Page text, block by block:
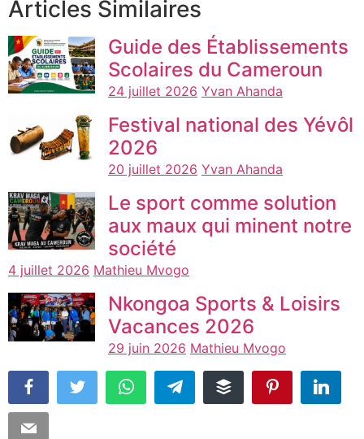
Articles Similaires
Guide des Établissements
Scolaires du Cameroun
24 juillet 2026 Yvan Ahanda
Festival national des Yévôl
2026
20 juillet 2026 Yvan Ahanda
Le sport comme solution
aux maux qui minent notre
société
4 juillet 2026 Mathieu Mvogo
Nkongoa Sports & Loisirs
Vacances 2026
29 juin 2026 Mathieu Mvogo